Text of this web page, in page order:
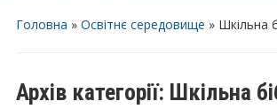
Головна » Освітнє середовище » Шкільна
Архів категорії: Шкільна